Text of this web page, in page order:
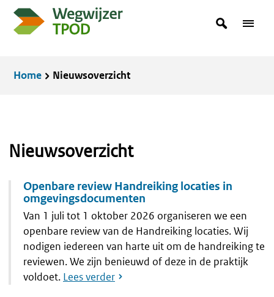
Overslaan
inhoud
zoekterm
in
Zoeken Menu
Kruimelpad
Home Nieuwsoverzicht
Nieuwsoverzicht
Openbare review Handreiking locaties in
omgevingsdocumenten
Van 1 juli tot 1 oktober 2026 organiseren we een
openbare review van de Handreiking locaties. Wij
nodigen iedereen van harte uit om de handreiking te
reviewen. We zijn benieuwd of deze in de praktijk
voldoet. Lees verder